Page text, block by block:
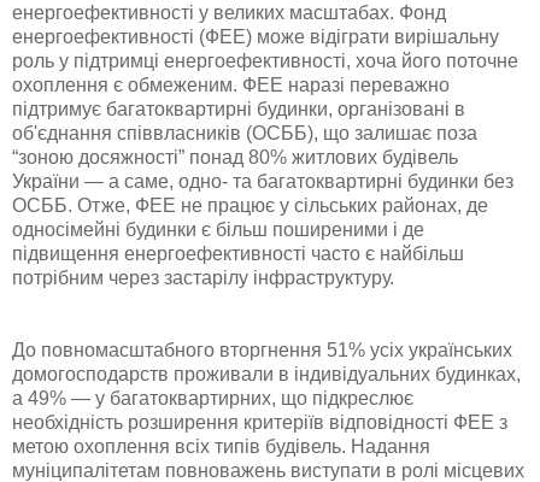
енергоефективності у великих масштабах. Фонд
енергоефективності (ФЕЕ) може відіграти вирішальну
роль у підтримці енергоефективності, хоча його поточне
охоплення є обмеженим. ФЕЕ наразі переважно
підтримує багатоквартирні будинки, організовані в
об'єднання співвласників (ОСББ), що залишає поза
“зоною досяжності” понад 80% житлових будівель
України — а саме, одно- та багатоквартирні будинки без
ОСББ. Отже, ФЕЕ не працює у сільських районах, де
односімейні будинки є більш поширеними і де
підвищення енергоефективності часто є найбільш
потрібним через застарілу інфраструктуру.
До повномасштабного вторгнення 51% усіх українських
домогосподарств проживали в індивідуальних будинках,
а 49% — у багатоквартирних, що підкреслює
необхідність розширення критеріїв відповідності ФЕЕ з
метою охоплення всіх типів будівель. Надання
муніципалітетам повноважень виступати в ролі місцевих